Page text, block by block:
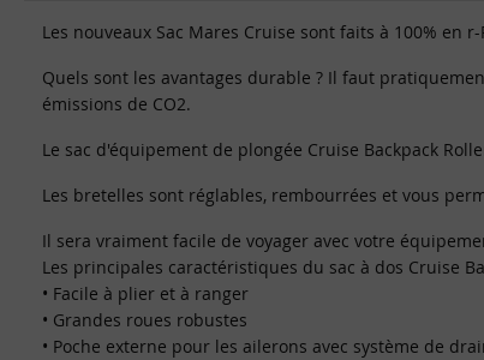
Les nouveaux Sac Mares Cruise sont faits à 100% en
Quels sont les avantages durable ? Il faut
émissions de CO2.
Le sac d'équipement de plongée Cruise Backpack
Les bretelles sont réglables, rembourrées et vous
Il sera vraiment facile de voyager avec votre
Les principales caractéristiques du sac à dos Cruise
• Facile à plier et à ranger
• Grandes roues robustes
• Poche externe pour les ailerons avec système de